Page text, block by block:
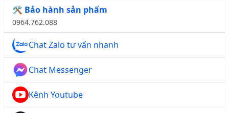
🛠️ Bảo hành sản phẩm
0964.762.088
Chat Zalo tư vấn nhanh
Chat Messenger
Kênh Youtube